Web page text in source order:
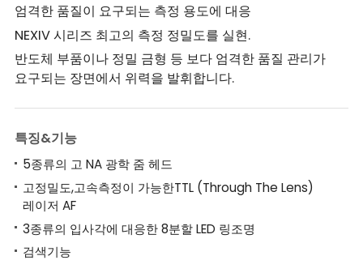
엄격한 품질이 요구되는 측정 용도에 대응
NEXIV 시리즈 최고의 측정 정밀도를 실현.
반도체 부품이나 정밀 금형 등 보다 엄격한 품질 관리가
요구되는 장면에서 위력을 발휘합니다.
특징&기능
5종류의 고 NA 광학 줌 헤드
고정밀도,고속측정이 가능한TTL (Through The Lens)
레이저 AF
3종류의 입사각에 대응한 8분할 LED 링조명
검색기능